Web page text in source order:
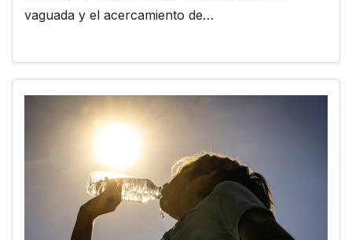
vaguada y el acercamiento de…